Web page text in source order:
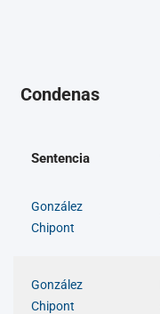
Condenas
Sentencia
González
Chipont
González
Chipont